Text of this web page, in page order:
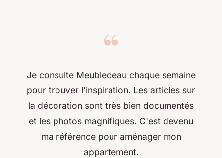
“
Je consulte Meubledeau chaque semaine
pour trouver l'inspiration. Les articles sur
la décoration sont très bien documentés
et les photos magnifiques. C'est devenu
ma référence pour aménager mon
appartement.